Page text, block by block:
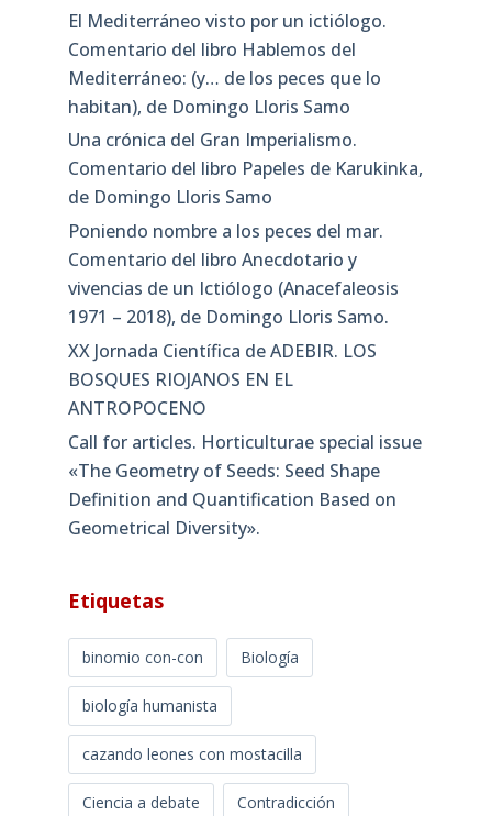
El Mediterráneo visto por un ictiólogo.
Comentario del libro Hablemos del
Mediterráneo: (y… de los peces que lo
habitan), de Domingo Lloris Samo
Una crónica del Gran Imperialismo.
Comentario del libro Papeles de Karukinka,
de Domingo Lloris Samo
Poniendo nombre a los peces del mar.
Comentario del libro Anecdotario y
vivencias de un Ictiólogo (Anacefaleosis
1971 – 2018), de Domingo Lloris Samo.
XX Jornada Científica de ADEBIR. LOS
BOSQUES RIOJANOS EN EL
ANTROPOCENO
Call for articles. Horticulturae special issue
«The Geometry of Seeds: Seed Shape
Definition and Quantification Based on
Geometrical Diversity»​.
Etiquetas
binomio con-con Biología
biología humanista
cazando leones con mostacilla
Ciencia a debate Contradicción